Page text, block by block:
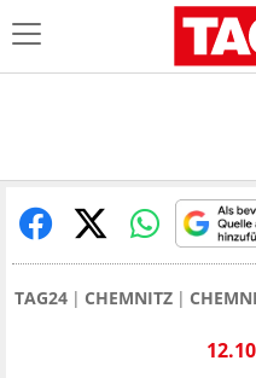
TAG24 CHEMNITZ